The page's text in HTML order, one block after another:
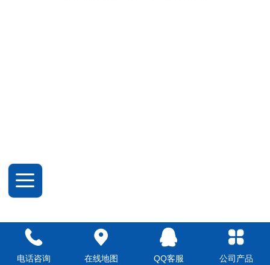
电话咨询 在线地图 QQ客服 公司产品